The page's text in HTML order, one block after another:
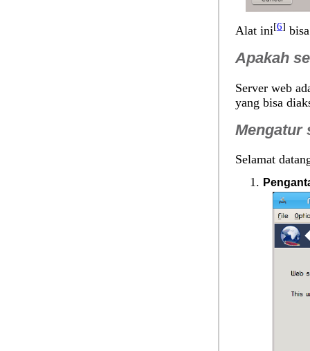
Alat ini[6]
Apakah
Server web
yang bisa
Mengatur
Selamat